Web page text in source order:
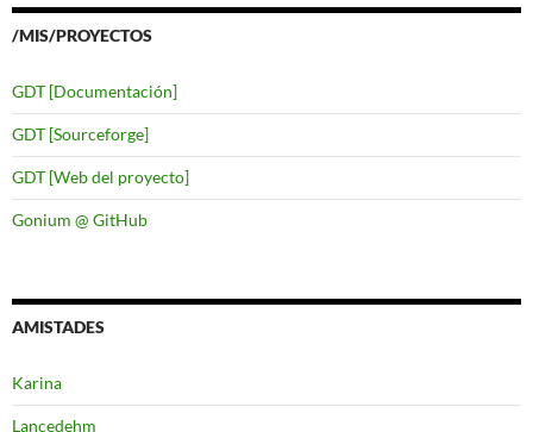
/MIS/PROYECTOS
GDT [Documentación]
GDT [Sourceforge]
GDT [Web del proyecto]
Gonium @ GitHub
AMISTADES
Karina
Lancedehm